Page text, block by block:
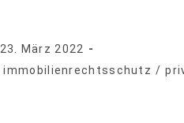
23. März 2022
immobilienrechtsschutz /